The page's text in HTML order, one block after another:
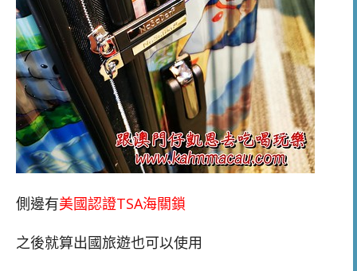
側邊有美國認證TSA海關鎖
之後就算出國旅遊也可以使用